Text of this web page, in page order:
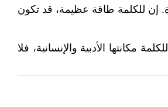
إن للكلمة طاقة عظيمة، قد تكون
الأدبية والإنسانية، فلا